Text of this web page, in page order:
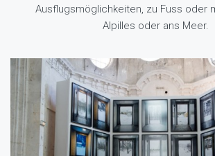
Ausflugsmöglichkeiten, zu Fuss oder
Alpilles oder ans Meer.